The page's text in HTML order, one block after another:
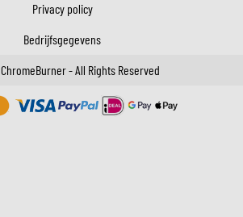
Privacy policy
Bedrijfsgegevens
ChromeBurner - All Rights Reserved